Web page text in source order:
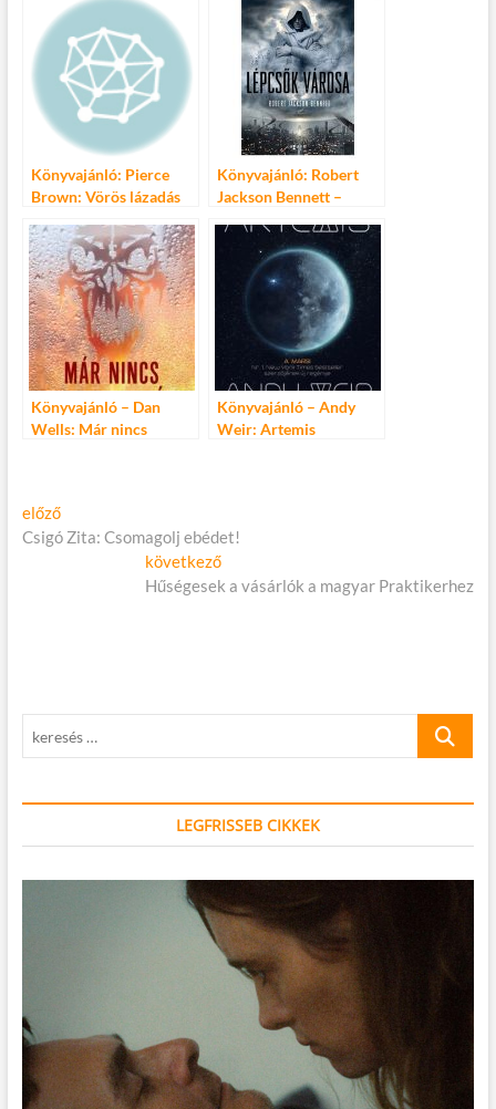
Könyvajánló: Pierce
Brown: Vörös lázadás
Könyvajánló: Robert
Jackson Bennett –
Könyvajánló – Dan
Wells: Már nincs
Könyvajánló – Andy
Weir: Artemis
Bejegyzés
navigáció
előzőElőző
cikk:
Csigó Zita: Csomagolj ebédet!
következőKövetkező
cikk:
Hűségesek a vásárlók a magyar Praktikerhez
keresés
LEGFRISSEB CIKKEK